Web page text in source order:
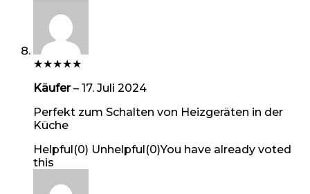
★★★★★
Käufer– 17. Juli 2024
Perfekt zum Schalten von Heizgeräten in der
Küche
Helpful(0) Unhelpful(0)You have already voted
this